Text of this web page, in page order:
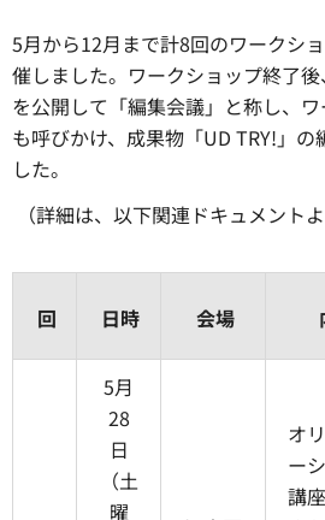
5月から12月まで計8回のワークシ
催しました。ワークショップ終了
を公開して「編集会議」と称し、
も呼びかけ、成果物「UD TRY!」
した。
（詳細は、以下関連ドキュメント
回 日時 会場
5月
28
日
（土
曜
オ
ー
講